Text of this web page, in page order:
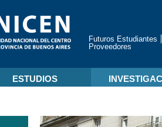
Futuros Estudiantes
Proveedores
ESTUDIOS